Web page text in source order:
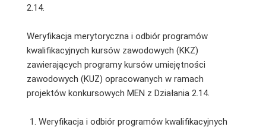
2.14.
Weryfikacja merytoryczna i odbiór programów
kwalifikacyjnych kursów zawodowych (KKZ)
zawierających programy kursów umiejętności
zawodowych (KUZ) opracowanych w ramach
projektów konkursowych MEN z Działania 2.14.
Weryfikacja i odbiór programów kwalifikacyjnych